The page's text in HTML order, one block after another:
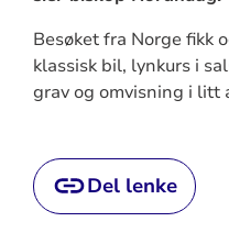
Besøket fra Norge fikk
klassisk bil, lynkurs i
grav og omvisning i litt
Del lenke